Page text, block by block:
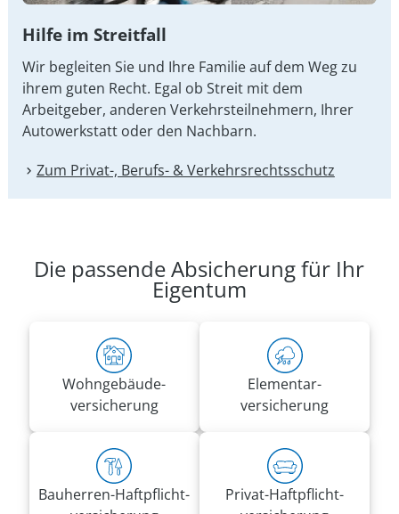
Hilfe im Streitfall
Wir begleiten Sie und Ihre Familie auf dem Weg zu
ihrem guten Recht. Egal ob Streit mit dem
Arbeitgeber, anderen Verkehrsteilnehmern, Ihrer
Autowerkstatt oder den Nachbarn.
Zum Privat-, Berufs- & Verkehrsrechtsschutz
Die passende Absicherung für Ihr
Eigentum
Wohn­gebäude­
versicherung
Elementar­
versicherung
Bauherren-Haft­pflicht­
Privat-Haft­pflicht­